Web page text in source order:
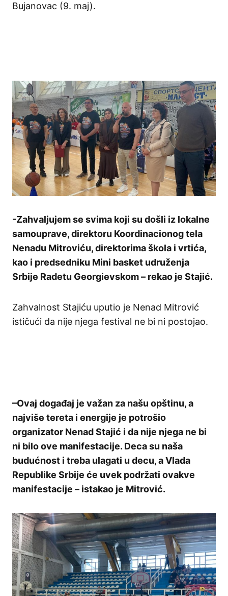
Bujanovac (9. maj).
-Zahvaljujem se svima koji su došli iz lokalne
samouprave, direktoru Koordinacionog tela
Nenadu Mitroviću, direktorima škola i vrtića,
kao i predsedniku Mini basket udruženja
Srbije Radetu Georgievskom – rekao je Stajić.
Zahvalnost Stajiću uputio je Nenad Mitrović
ističući da nije njega festival ne bi ni postojao.
–Ovaj događaj je važan za našu opštinu, a
najviše tereta i energije je potrošio
organizator Nenad Stajić i da nije njega ne bi
ni bilo ove manifestacije. Deca su naša
budućnost i treba ulagati u decu, a Vlada
Republike Srbije će uvek podržati ovakve
manifestacije – istakao je Mitrović.